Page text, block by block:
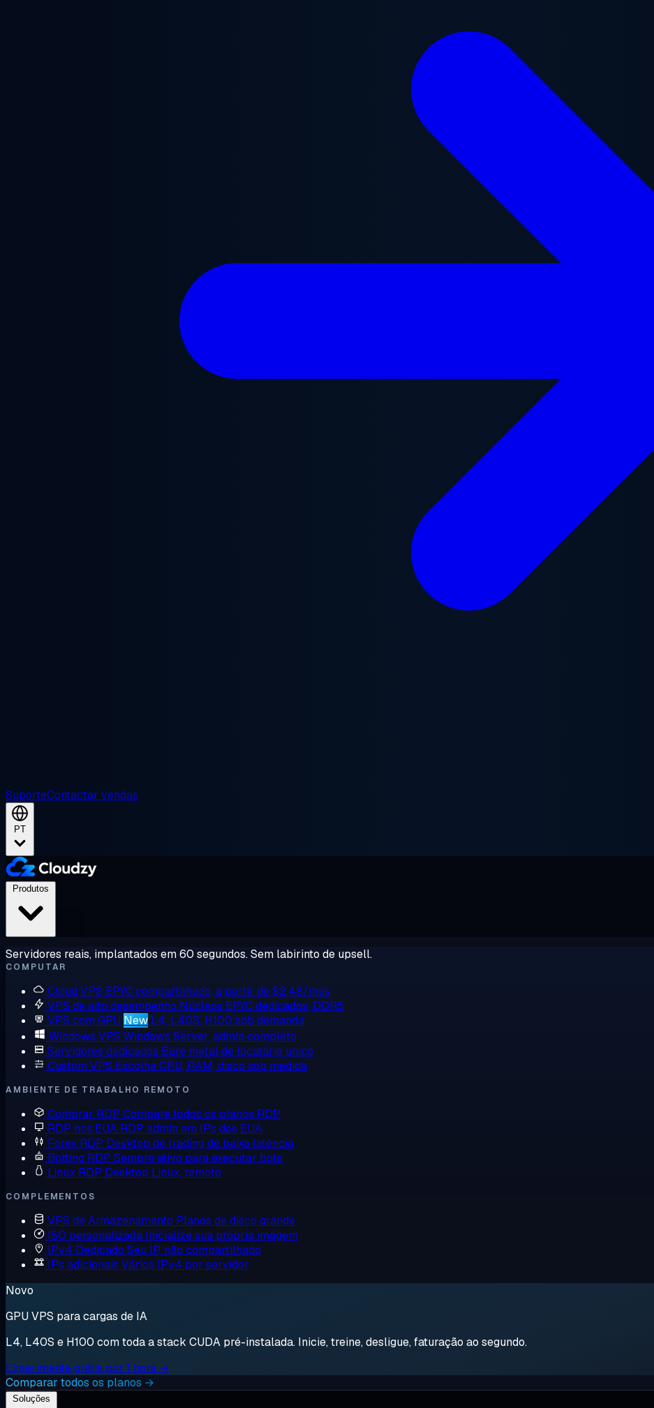
SuporteContactar vendas
PT
Servidores reais, implantados em 60 segundos. Sem labirinto de upsell.
COMPUTAR
Cloud VPS EPYC compartilhado, a partir de $2,48/mês
VPS de alto desempenho Núcleos EPYC dedicados, DDR5
VPS com GPU New L4, L40S, H100 sob demanda
Windows VPS Windows Server, admin completo
Servidores dedicados Bare metal de locatário único
Custom VPS Escolha CPU, RAM, disco sob medida
AMBIENTE DE TRABALHO REMOTO
Comprar RDP Compare todos os planos RDP
RDP nos EUA RDP admin em IPs dos EUA
Forex RDP Desktop de trading de baixa latência
Botting RDP Sempre ativo para executar bots
Linux RDP Desktop Linux, remoto
COMPLEMENTOS
VPS de Armazenamento Planos de disco grande
ISO personalizada Inicialize sua própria imagem
IPv4 Dedicado Seu IP, não compartilhado
IPs adicionais Vários IPv4 por servidor
Novo
GPU VPS para cargas de IA
L4, L40S e H100 com toda a stack CUDA pré-instalada. Inicie, treine, desligue, faturação ao segundo.
Experimente grátis por 1 hora →
Comparar todos os planos →